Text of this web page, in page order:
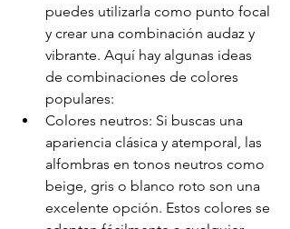
puedes utilizarla como punto focal
y crear una combinación audaz y
vibrante. Aquí hay algunas ideas
de combinaciones de colores
populares:
Colores neutros: Si buscas una
apariencia clásica y atemporal, las
alfombras en tonos neutros como
beige, gris o blanco roto son una
excelente opción. Estos colores se